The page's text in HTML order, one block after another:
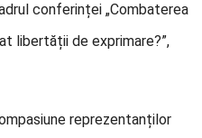
conferinței „Combaterea
libertății de exprimare?”,
reprezentanților